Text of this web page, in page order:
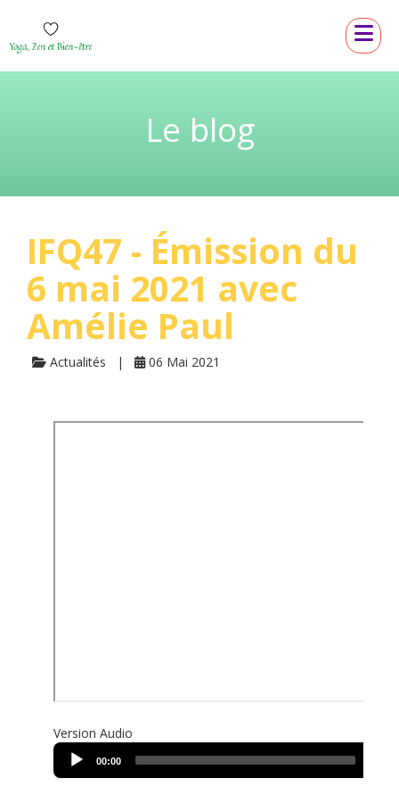
Le blog
IFQ47 - Émission du
6 mai 2021 avec
Amélie Paul
Actualités 06 Mai 2021
Version Audio
Player
00:00